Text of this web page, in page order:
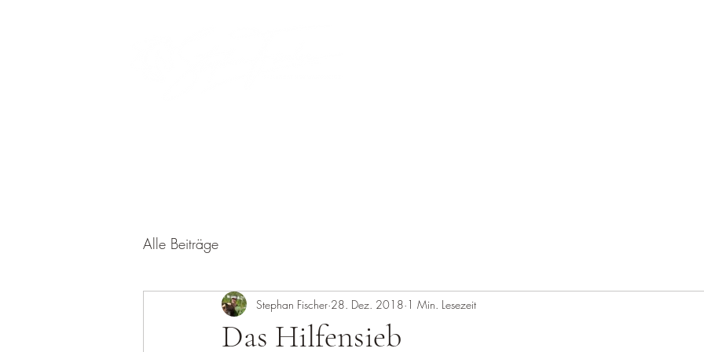
Alle Beiträge
Das Hilfensieb
Stephan Fischer 28. Dez. 2018 1 Min. Lesezeit